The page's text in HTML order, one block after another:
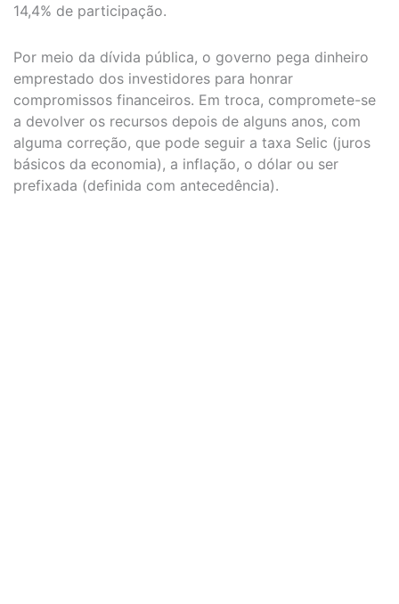
14,4% de participação.
Por meio da dívida pública, o governo pega dinheiro
emprestado dos investidores para honrar
compromissos financeiros. Em troca, compromete-se
a devolver os recursos depois de alguns anos, com
alguma correção, que pode seguir a taxa Selic (juros
básicos da economia), a inflação, o dólar ou ser
prefixada (definida com antecedência).